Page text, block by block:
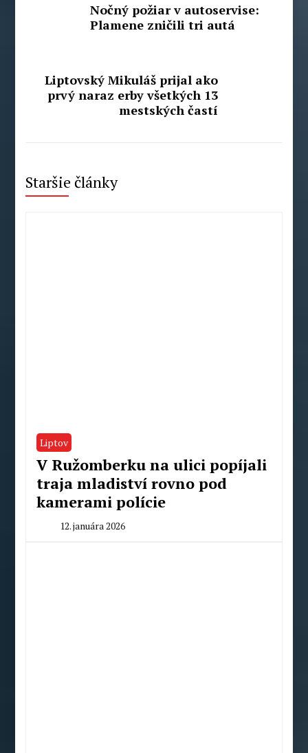
Nočný požiar v autoservise:
Plamene zničili tri autá
Liptovský Mikuláš prijal ako
prvý naraz erby všetkých 13
mestských častí
Staršie články
Liptov
V Ružomberku na ulici popíjali
traja mladiství rovno pod
kamerami polície
12. januára 2026